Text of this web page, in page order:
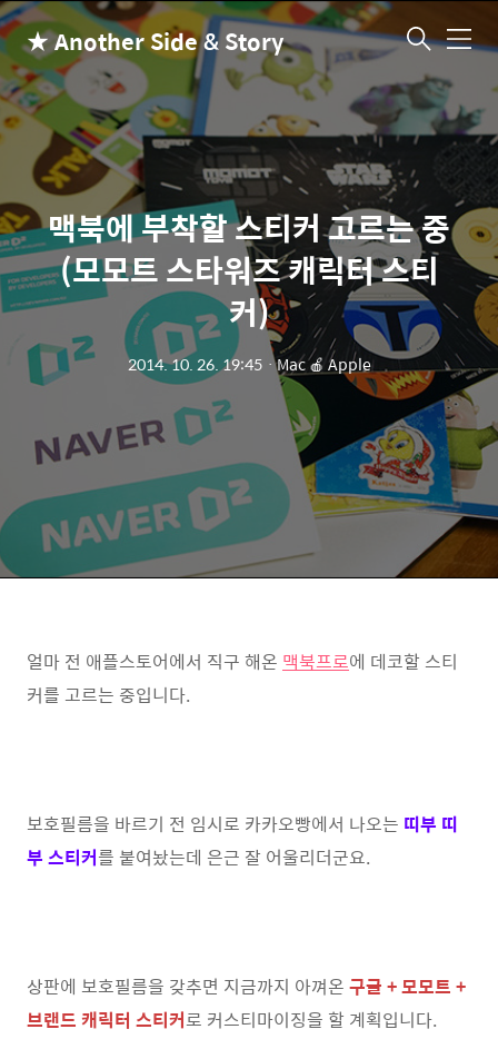
★ Another Side & Story 메
맥북에 부착할 스티커 고르는 중
(모모트 스타워즈 캐릭터 스티
커)
2014. 10. 26. 19:45ㆍMac 🍎 Apple
얼마 전 애플스토어에서 직구 해온 맥북프로에 데코할 스티
커를 고르는 중입니다.
보호필름을 바르기 전 임시로 카카오빵에서 나오는 띠부 띠
부 스티커를 붙여놨는데 은근 잘 어울리더군요.
상판에 보호필름을 갖추면 지금까지 아껴온 구글 + 모모트 +
브랜드 캐릭터 스티커로 커스티마이징을 할 계획입니다.